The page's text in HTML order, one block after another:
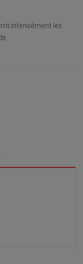
intensément les